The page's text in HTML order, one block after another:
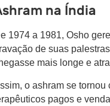
na Índia
1974 a 1981, Osho
de suas
mais longe e
o ashram se
pagos e